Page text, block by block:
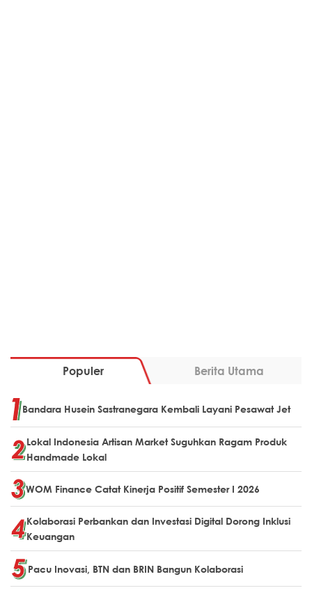
Populer Berita Utama
Bandara Husein Sastranegara Kembali Layani Pesawat Jet
Lokal Indonesia Artisan Market Suguhkan Ragam Produk
Handmade Lokal
WOM Finance Catat Kinerja Positif Semester I 2026
Kolaborasi Perbankan dan Investasi Digital Dorong Inklusi
Keuangan
Pacu Inovasi, BTN dan BRIN Bangun Kolaborasi